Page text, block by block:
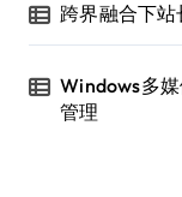
跨界融合下
Windows多
管理